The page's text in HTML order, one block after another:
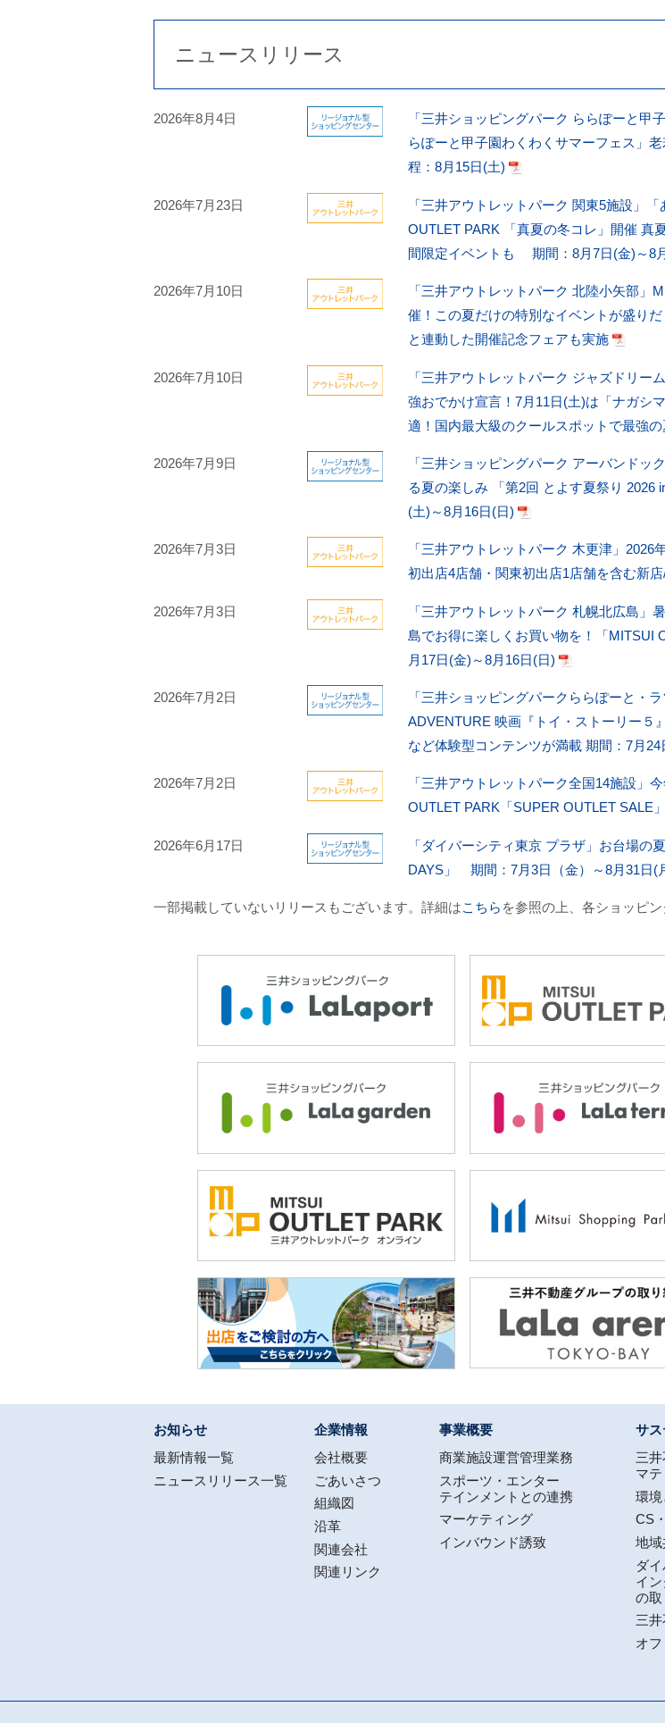
ニュースリリース
2026年8月4日
「三井ショッピングパーク ららぽーと甲
らぽーと甲子園わくわくサマーフェス」
程：8月15日(土)
2026年7月23日
「三井アウトレットパーク 関東5施設」
OUTLET PARK 「真夏の冬コレ」開催 真
間限定イベントも 期間：8月7日(金)～8
2026年7月10日
「三井アウトレットパーク 北陸小矢部」
催！この夏だけの特別なイベントが盛り
と連動した開催記念フェアも実施
2026年7月10日
「三井アウトレットパーク ジャズドリ
強おでかけ宣言！7月11日(土)は「ナガシ
適！国内最大級のクールスポットで最強の
2026年7月9日
「三井ショッピングパーク アーバンド
る夏の楽しみ 「第2回 とよす夏祭り 2026
(土)～8月16日(日)
2026年7月3日
「三井アウトレットパーク 木更津」
初出店4店舗・関東初出店1店舗を含む新
2026年7月3日
「三井アウトレットパーク 札幌北広島
島でお得に楽しくお買い物を！「MITSUI
月17日(金)～8月16日(日)
2026年7月2日
「三井ショッピングパークららぽーと・
ADVENTURE 映画『トイ・ストーリー５
など体験型コンテンツが満載 期間：7月
2026年7月2日
「三井アウトレットパーク全国14施設」
OUTLET PARK「SUPER OUTLET SALE
2026年6月17日
「ダイバーシティ東京 プラザ」お台場の
DAYS」 期間：7月3日（金）～8月31日(
一部掲載していないリリースもございます。詳細はこちら を参照の上、各ショッピ
お知らせ
最新情報一覧
ニュースリリース一覧
企業情報
会社概要
ごあいさつ
組織図
沿革
関連会社
関連リンク
事業概要
商業施設運営管理業務
スポーツ・エンター
テインメントとの連携
マーケティング
インバウンド誘致
サス
三
マテ
環境
CS
地域
ダ
イ
の取
三
オ